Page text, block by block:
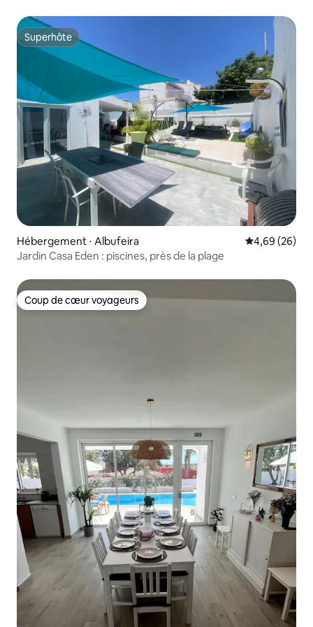
Superhôte
Superhôte
Hébergement ⋅ Albufeira Évaluation
4,69 (26)
Jardin Casa Eden : piscines, près de la plage
Coup de cœur voyageurs
Coup de cœur voyageurs